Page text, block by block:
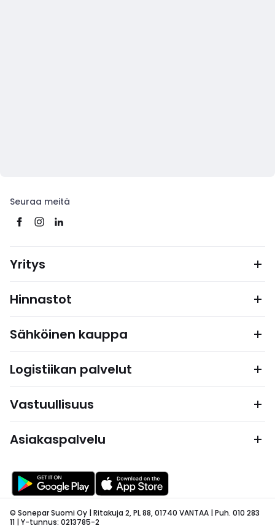
Seuraa meitä
Yritys
Hinnastot
Sähköinen kauppa
Logistiikan palvelut
Vastuullisuus
Asiakaspalvelu
© Sonepar Suomi Oy | Ritakuja 2, PL 88, 01740 VANTAA | Puh. 010 283
11 | Y-tunnus: 0213785-2